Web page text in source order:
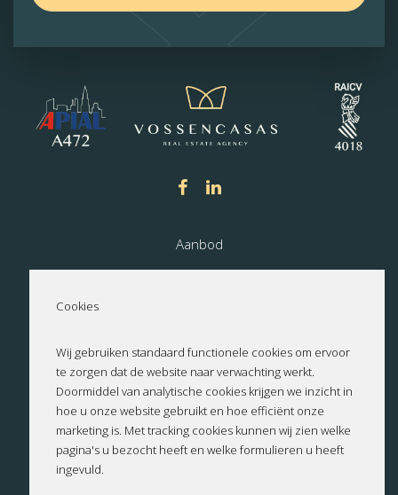
Aanbod
Contact
Privacyverklaring
Cookies
Wij gebruiken standaard functionele cookies om ervoor
te zorgen dat de website naar verwachting werkt.
Doormiddel van analytische cookies krijgen we inzicht in
hoe u onze website gebruikt en hoe efficiënt onze
marketing is. Met tracking cookies kunnen wij zien welke
pagina's u bezocht heeft en welke formulieren u heeft
ingevuld.